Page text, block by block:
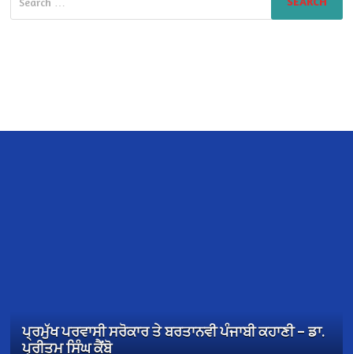
for:
ਪ੍ਰਮੁੱਖ ਪਰਵਾਸੀ ਸਰੋਕਾਰ ਤੇ ਬਰਤਾਨਵੀ ਪੰਜਾਬੀ ਕਹਾਣੀ – ਡਾ.
ਪ੍ਰੀਤਮ ਸਿੰਘ ਕੈਂਬੋ